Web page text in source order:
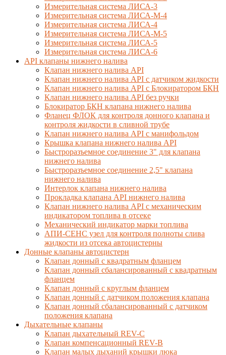
Измерительная система ЛИСА-3
Измерительная система ЛИСА-М-4
Измерительная система ЛИСА-4
Измерительная система ЛИСА-М-5
Измерительная система ЛИСА-5
Измерительная система ЛИСА-6
API клапаны нижнего налива
Клапан нижнего налива API
Клапан нижнего налива API с датчиком жидкости
Клапан нижнего налива API с Блокиратором БКН
Клапан нижнего налива API без ручки
Блокиратор БКН клапана нижнего налива
Фланец ФЛОК для контроля донного клапана и
контроля жидкости в сливной трубе
Клапан нижнего налива API с манифольдом
Крышка клапана нижнего налива API
Быстроразъемное соединение 3" для клапана
нижнего налива
Быстроразъемное соединение 2,5" клапана
нижнего налива
Интерлок клапана нижнего налива
Прокладка клапана API нижнего налива
Клапан нижнего налива API с механическим
индикатором топлива в отсеке
Механический индикатор марки топлива
АПИ-СЕНС узел для контроля полноты слива
жидкости из отсека автоцистерны
Донные клапаны автоцистерн
Клапан донный с квадратным фланцем
Клапан донный сбалансированный с квадратным
фланцем
Клапан донный с круглым фланцем
Клапан донный с датчиком положения клапана
Клапан донный сбалансированный с датчиком
положения клапана
Дыхательные клапаны
Клапан дыхательный REV-C
Клапан компенсационный REV-B
Клапан малых дыханий крышки люка